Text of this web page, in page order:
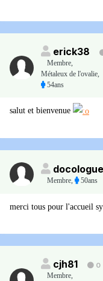
erick38
Membre,
Métaleux de l'ovalie,
54ans
salut et bienvenue
docologue
Membre, 50ans
merci tous pour l'accueil
cjh81
0
Membre,